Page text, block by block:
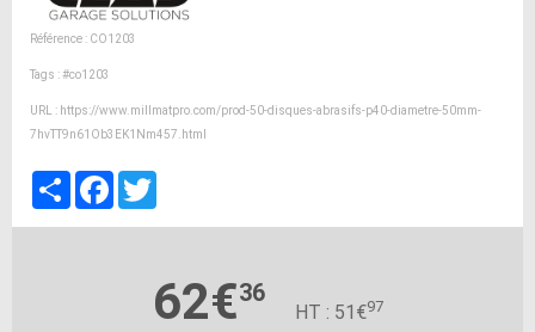
Référence : CO1203
Tags :#co1203
URL : https://www.millmatpro.com/prod-50-disques-abrasifs-p40-diametre-50mm-
7hvTT9n61Ob3EK1Nm457.html
PartagerFacebook
62€36
HT : 51€97